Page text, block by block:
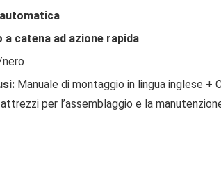
catena ad azione rapida
Manuale di montaggio in lingua inglese +
per l’assemblaggio e la